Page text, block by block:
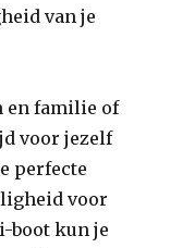
van je
en familie of
voor jezelf
perfecte
voor
boot kun je